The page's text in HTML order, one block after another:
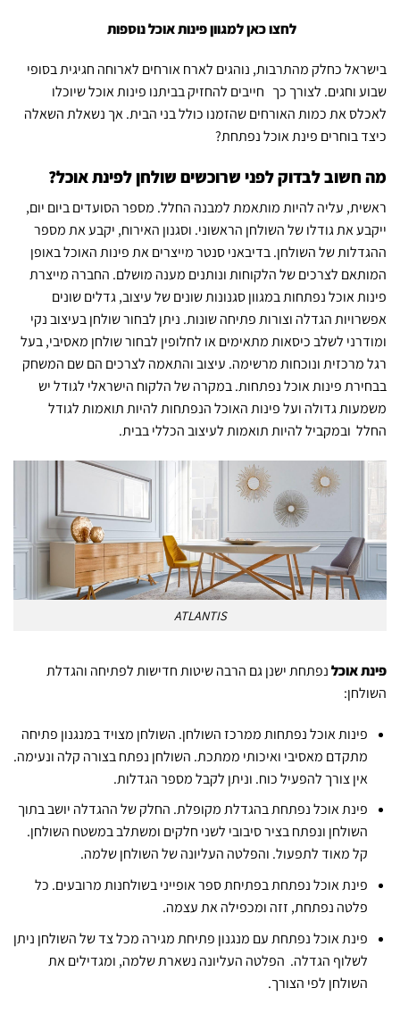
לחצו כאן למגוון פינות אוכל נוספות
בישראל כחלק מהתרבות, נוהגים לארח אורחים לארוחה חגיגית בסופי
שבוע וחגים. לצורך כך חייבים להחזיק בביתנו פינות אוכל שיוכלו
לאכלס את כמות האורחים שהזמנו כולל בני הבית. אך נשאלת השאלה
כיצד בוחרים פינת אוכל נפתחת?
מה חשוב לבדוק לפני שרוכשים שולחן לפינת אוכל?
ראשית, עליה להיות מותאמת למבנה החלל. מספר הסועדים ביום יום,
ייקבע את גודלו של השולחן הראשוני. וסגנון האירוח, יקבע את מספר
ההגדלות של השולחן. בדיבאני סנטר מייצרים את פינות האוכל באופן
המותאם לצרכים של הלקוחות ונותנים מענה מושלם. החברה מייצרת
פינות אוכל נפתחות במגוון סגנונות שונים של עיצוב, גדלים שונים
אפשרויות הגדלה וצורות פתיחה שונות. ניתן לבחור שולחן בעיצוב נקי
ומודרני לשלב כיסאות מתאימים או לחלופין לבחור שולחן מאסיבי, בעל
רגל מרכזית ונוכחות מרשימה. עיצוב והתאמה לצרכים הם שם המשחק
בבחירת פינות אוכל נפתחות. במקרה של הלקוח הישראלי לגודל יש
משמעות גדולה ועל פינות האוכל הנפתחות להיות תואמות לגודל
החלל ובמקביל להיות תואמות לעיצוב הכללי בבית.
ATLANTIS
פינת אוכלנפתחת ישנן גם הרבה שיטות חדישות לפתיחה והגדלת
השולחן:
פינות אוכל נפתחות ממרכז השולחן. השולחן מצויד במנגנון פתיחה
מתקדם מאסיבי ואיכותי ממתכת. השולחן נפתח בצורה קלה ונעימה.
אין צורך להפעיל כוח. וניתן לקבל מספר הגדלות.
פינת אוכל נפתחת בהגדלת מקופלת. החלק של ההגדלה יושב בתוך
השולחן ונפתח בציר סיבובי לשני חלקים ומשתלב במשטח השולחן.
קל מאוד לתפעול. והפלטה העליונה של השולחן שלמה.
פינת אוכל נפתחת בפתיחת ספר אופייני בשולחנות מרובעים. כל
פלטה נפתחת, זזה ומכפילה את עצמה.
פינת אוכל נפתחת עם מנגנון פתיחת מגירה מכל צד של השולחן ניתן
לשלוף הגדלה. הפלטה העליונה נשארת שלמה, ומגדילים את
השולחן לפי הצורך.